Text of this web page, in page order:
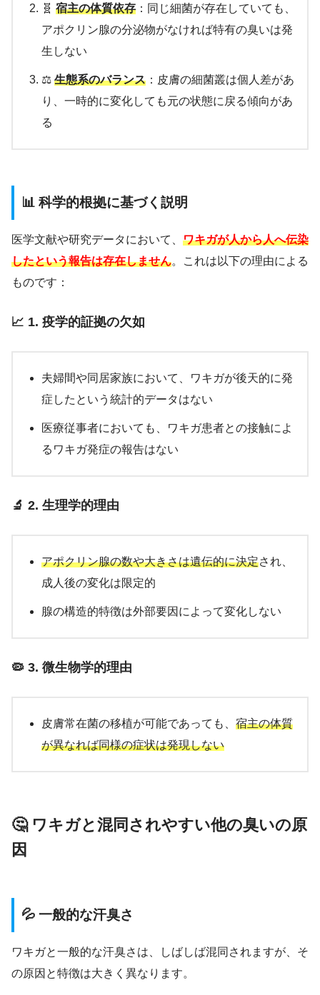
🧬 宿主の体質依存 ：同じ細菌が存在していても、
アポクリン腺の分泌物がなければ特有の臭いは発
生しない
⚖️ 生態系のバランス ：皮膚の細菌叢は個人差があ
り、一時的に変化しても元の状態に戻る傾向があ
る
📊 科学的根拠に基づく説明
医学文献や研究データにおいて、 ワキガが人から人へ伝染
したという報告は存在しません。これは以下の理由による
ものです：
📈 1. 疫学的証拠の欠如
夫婦間や同居家族において、ワキガが後天的に発
症したという統計的データはない
医療従事者においても、ワキガ患者との接触によ
るワキガ発症の報告はない
🔬 2. 生理学的理由
アポクリン腺の数や大きさは遺伝的に決定され、
成人後の変化は限定的
腺の構造的特徴は外部要因によって変化しない
🦠 3. 微生物学的理由
皮膚常在菌の移植が可能であっても、 宿主の体質
が異なれば同様の症状は発現しない
🤔 ワキガと混同されやすい他の臭いの原
因
💦 一般的な汗臭さ
ワキガと一般的な汗臭さは、しばしば混同されますが、そ
の原因と特徴は大きく異なります。